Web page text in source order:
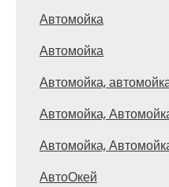
Автомойка
Автомойка
Автомойка,
Автомойка,
Автомойка,
АвтоОкей